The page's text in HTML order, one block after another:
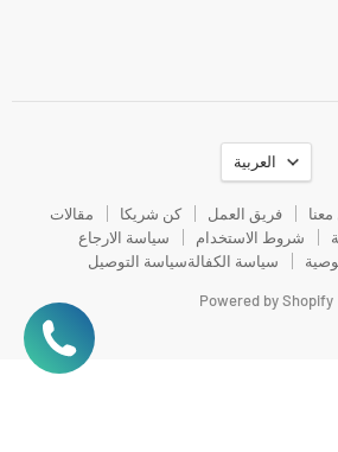
اللغةالعربية
فريق العمل كن شريكا
مقالات
شروط الاستخدام
سياسة الارجاع
سياسة الكفالةسياسة التوصيل
Powered by Shopify